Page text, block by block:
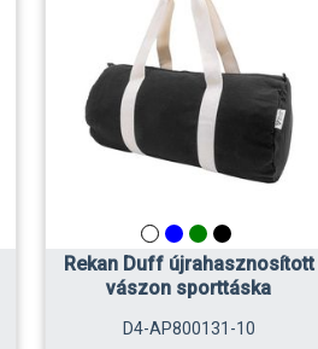
Rekan Duff újrahasznosított
vászon sporttáska
D4-AP800131-10